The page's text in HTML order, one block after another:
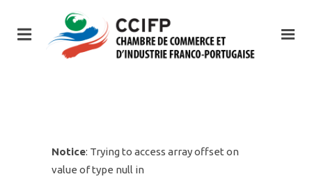
Notice: Trying to access array offset on
value of type null in